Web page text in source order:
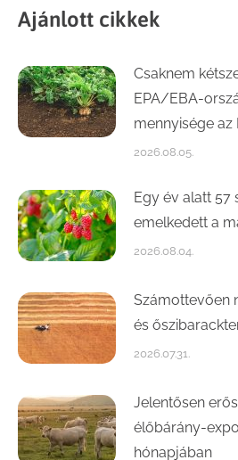
Ajánlott cikkek
Csaknem
EPA/EBA-
mennyisége az
2026.08.05.
Egy év alatt 57
emelkedett a
2026.08.04.
Számottevően
és
2026.07.31.
Jelentősen
élőbárány-
hónapjában